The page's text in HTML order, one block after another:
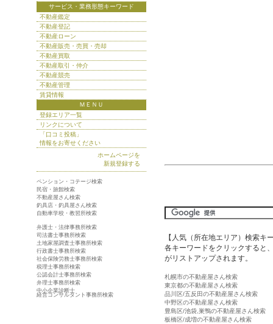
【人気（所在地エリア）検索キ
各キーワードをクリックすると
がリストアップされます。
札幌市の不動産屋さん検索
東京都の不動産屋さん検索
品川区/五反田の不動産屋さん検索
中野区の不動産屋さん検索
豊島区/池袋,巣鴨の不動産屋さん検索
板橋区/成増の不動産屋さん検索
サービス・業務形態キーワード
不動産鑑定
不動産登記
不動産ローン
不動産販売・売買・売却
不動産買取
不動産取引・仲介
不動産競売
不動産管理
賃貸情報
ＭＥＮＵ
登録エリア一覧
リンクについて
「口コミ投稿」
情報をお寄せください
ホームページを
新規登録する
ペンション・コテージ検索
民宿・旅館検索
不動産屋さん検索
釣具店・釣具屋さん検索
自動車学校・教習所検索
弁護士・法律事務所検索
司法書士事務所検索
土地家屋調査士事務所検索
行政書士事務所検索
社会保険労務士事務所検索
税理士事務所検索
公認会計士事務所検索
弁理士事務所検索
中小企業診断士
経営コンサルタント事務所検索